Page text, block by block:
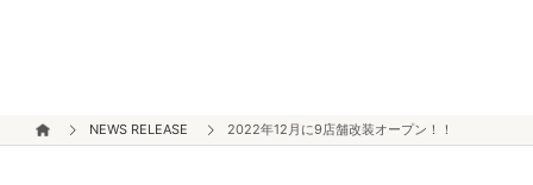
NEWS RELEASE 2022年12月に9店舗改装オープン！！